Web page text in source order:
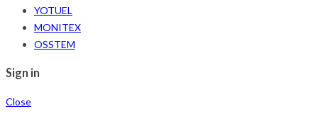
YOTUEL
MONITEX
OSSTEM
Sign in
Close